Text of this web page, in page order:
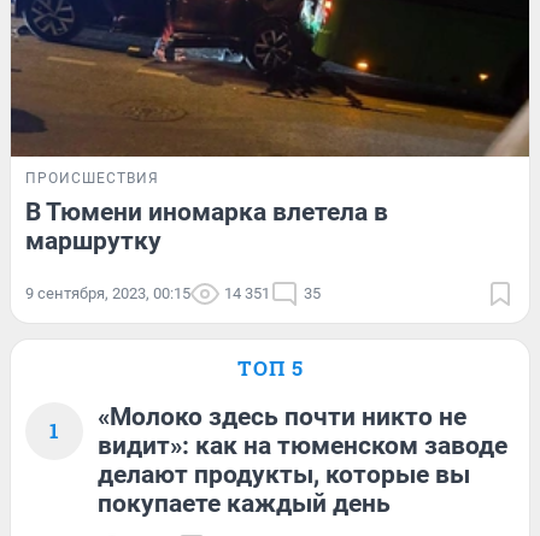
ПРОИСШЕСТВИЯ
В Тюмени иномарка влетела в
маршрутку
9 сентября, 2023, 00:15 14 351 35
ТОП 5
1
«Молоко здесь почти никто не
видит»: как на тюменском заводе
делают продукты, которые вы
покупаете каждый день